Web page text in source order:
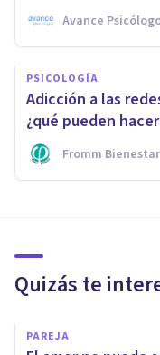
Avance
PSICOLOGÍA
Adicción a las
¿qué pueden
Fromm Bienestar
Quizás te
PAREJA